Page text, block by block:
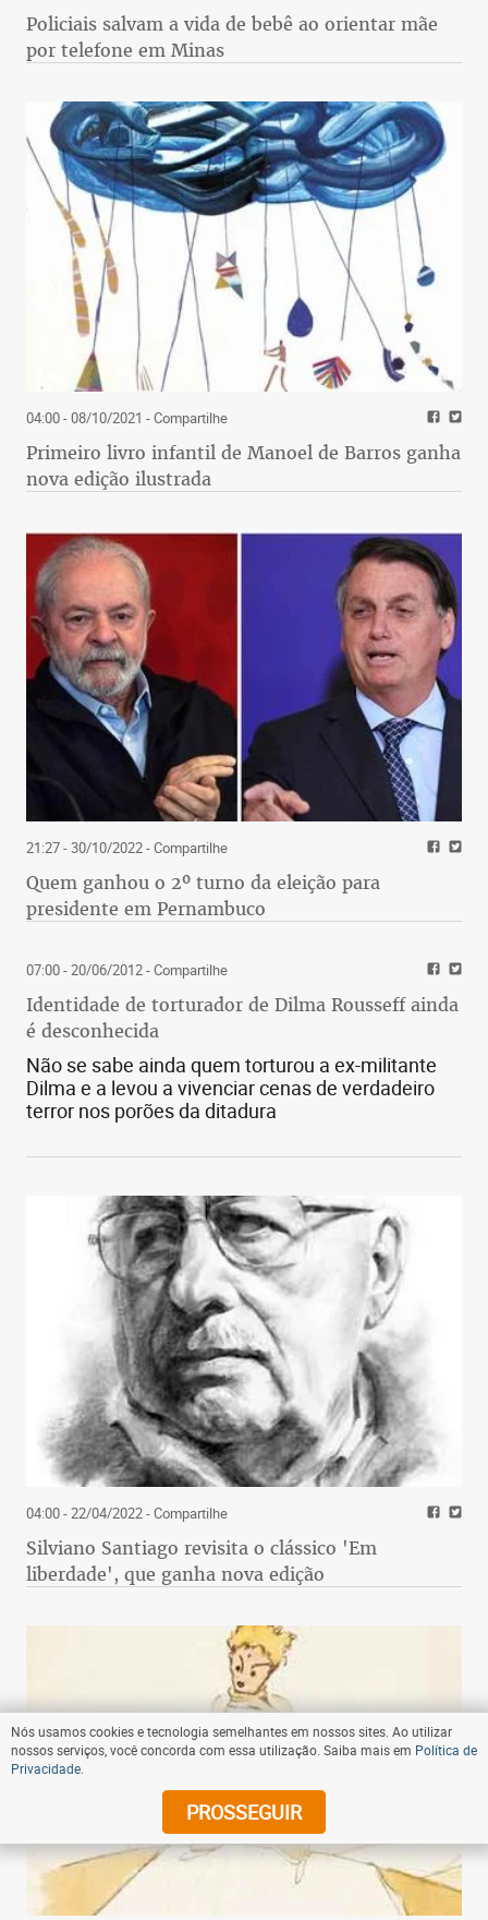
Policiais salvam a vida de bebê ao orientar mãe
por telefone em Minas
04:00 - 08/10/2021 - Compartilhe
Primeiro livro infantil de Manoel de Barros ganha
nova edição ilustrada
21:27 - 30/10/2022- Compartilhe
Quem ganhou o 2º turno da eleição para
presidente em Pernambuco
07:00 - 20/06/2012- Compartilhe
Identidade de torturador de Dilma Rousseff ainda
é desconhecida
Não se sabe ainda quem torturou a ex-militante
Dilma e a levou a vivenciar cenas de verdadeiro
terror nos porões da ditadura
04:00 - 22/04/2022- Compartilhe
Silviano Santiago revisita o clássico 'Em
liberdade', que ganha nova edição
Nós usamos cookies e tecnologia semelhantes em nossos sites. Ao utilizar
nossos serviços, você concorda com essa utilização. Saiba mais em Política de
Privacidade
PROSSEGUIR